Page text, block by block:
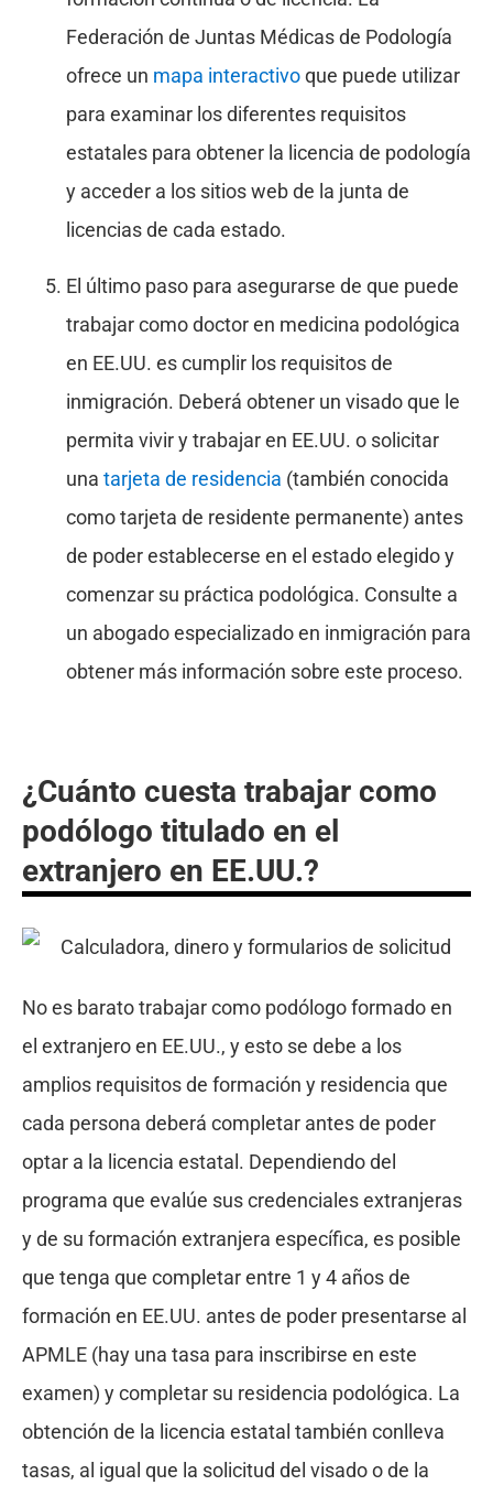
Federación de Juntas Médicas de Podología
ofrece un mapa interactivoque puede utilizar
para examinar los diferentes requisitos
estatales para obtener la licencia de podología
y acceder a los sitios web de la junta de
licencias de cada estado.
El último paso para asegurarse de que puede
trabajar como doctor en medicina podológica
en EE.UU. es cumplir los requisitos de
inmigración. Deberá obtener un visado que le
permita vivir y trabajar en EE.UU. o solicitar
una tarjeta de residencia (también conocida
como tarjeta de residente permanente) antes
de poder establecerse en el estado elegido y
comenzar su práctica podológica. Consulte a
un abogado especializado en inmigración para
obtener más información sobre este proceso.
¿Cuánto cuesta trabajar como
podólogo titulado en el
extranjero en EE.UU.?
No es barato trabajar como podólogo formado en
el extranjero en EE.UU., y esto se debe a los
amplios requisitos de formación y residencia que
cada persona deberá completar antes de poder
optar a la licencia estatal. Dependiendo del
programa que evalúe sus credenciales extranjeras
y de su formación extranjera específica, es posible
que tenga que completar entre 1 y 4 años de
formación en EE.UU. antes de poder presentarse al
APMLE (hay una tasa para inscribirse en este
examen) y completar su residencia podológica. La
obtención de la licencia estatal también conlleva
tasas, al igual que la solicitud del visado o de la